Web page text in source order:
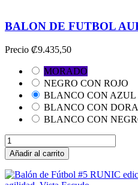
BALON DE FUTBOL
Precio ₡9.435,50
MORADO
NEGRO CON ROJO
BLANCO CON AZUL
BLANCO CON
BLANCO CON
Añadir al carrito